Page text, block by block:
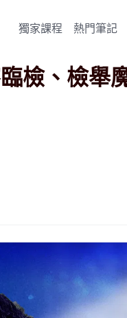
獨家課程 熱門筆記
檢、檢舉